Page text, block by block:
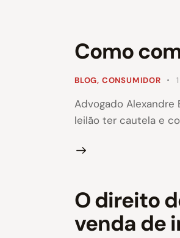
Como
BLOG, CONSUMIDOR
Advogado
leilão ter cautela e
O direito
venda de